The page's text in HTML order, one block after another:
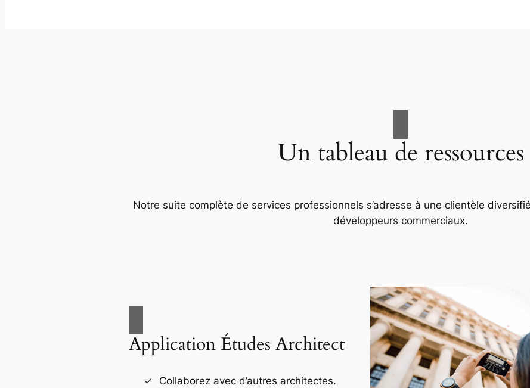
Un tableau de ressources
Notre suite complète de services professionnels s’adresse à une clientèle
développeurs commerciaux.
Application Études Architect
Collaborez avec d’autres architectes.